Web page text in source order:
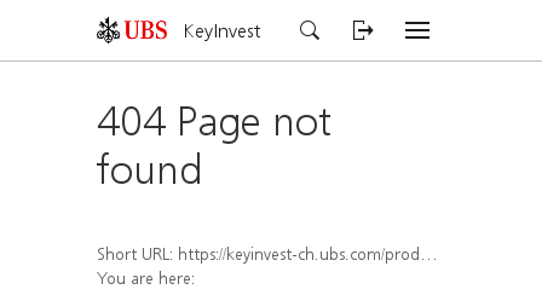
KeyInvest
404 Page not
found
Short URL: https://keyinvest-ch.ubs.com/produkt/detail/index/isin/CH1562161146
You are here: